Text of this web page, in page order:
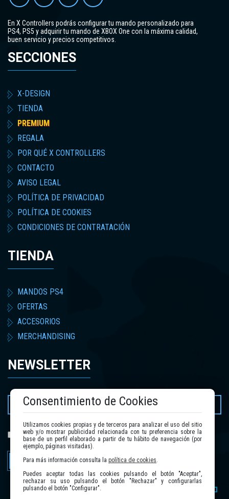
En X Controllers podrás configurar tu mando personalizado para
PS4, PS5 y adquirir tu mando de XBOX One con la máxima calidad,
buen servicio y precios competitivos.
SECCIONES
X-DESIGN
TIENDA
PREMIUM
REGALA
POR QUÉ X CONTROLLERS
CONTACTO
AVISO LEGAL
POLÍTICA DE PRIVACIDAD
POLÍTICA DE COOKIES
CONDICIONES DE CONTRATACIÓN
TIENDA
MANDOS PS4
OFERTAS
ACCESORIOS
MERCHANDISING
NEWSLETTER
He leído y acepto lapolítica de privacidad.
Enviar
Consentimiento de Cookies
Utilizamos cookies propias y de terceros para analizar el uso del sitio
web y/o mostrar publicidad relacionada con tu preferencia sobre la
base de un perfil elaborado a partir de tu hábito de navegación (por
ejemplo, páginas visitadas).
Para más información consulta la política de cookies.
Puedes aceptar todas las cookies pulsando el botón "Aceptar",
rechazar su uso pulsando el botón "Rechazar" y configurarlas
pulsando el botón "Configurar".